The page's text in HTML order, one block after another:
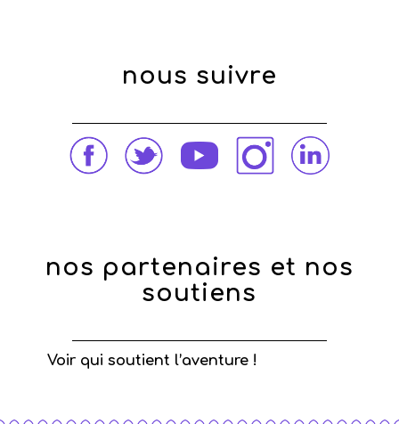
nous suivre
nos partenaires et nos
soutiens
Voir qui soutient l’aventure !